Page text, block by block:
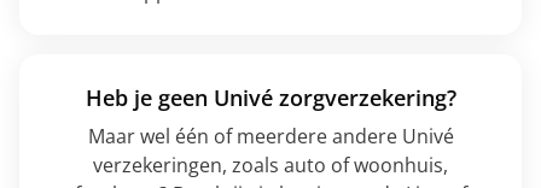
Heb je geen Univé zorgverzekering?
Maar wel één of meerdere andere Univé
verzekeringen, zoals auto of woonhuis,